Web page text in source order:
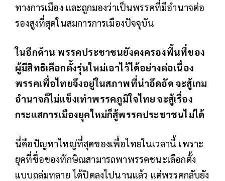
ทางการเมือง และถูกมองว่าเป็นพรรคที่มีอำนาจต่อ
รองสูงที่สุดในสมการการเมืองปัจจุบัน
ในอีกด้าน พรรคประชาชนยังคงครองพื้นที่ของ
ผู้มีสิทธิเลือกตั้งรุ่นใหม่เอาไว้ได้อย่างต่อเนื่อง
พรรคเพื่อไทยจึงอยู่ในสภาพที่น่าอึดอัด จะสู้เกม
อำนาจก็ไม่แข็งเท่าพรรคภูมิใจไทย จะสู้เรื่อง
กระแสการเมืองยุคใหม่ก็สู้พรรคประชาชนไม่ได้
นี่คือปัญหาใหญ่ที่สุดของเพื่อไทยในเวลานี้ เพราะ
ยุคที่ชื่อของทักษิณสามารถพาพรรคชนะเลือกตั้ง
แบบถล่มทลาย ได้ปิดลงไปนานแล้ว แต่พรรคกลับยัง